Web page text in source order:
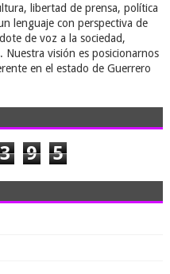
libertad de prensa, política
lenguaje con perspectiva de
de voz a la sociedad,
visión es posicionarnos
en el estado de Guerrero
3 9 5